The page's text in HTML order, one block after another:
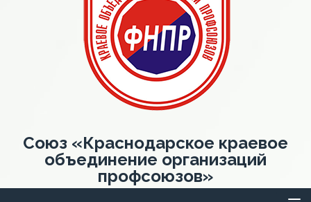
Союз «Краснодарское краевое
объединение организаций
профсоюзов»